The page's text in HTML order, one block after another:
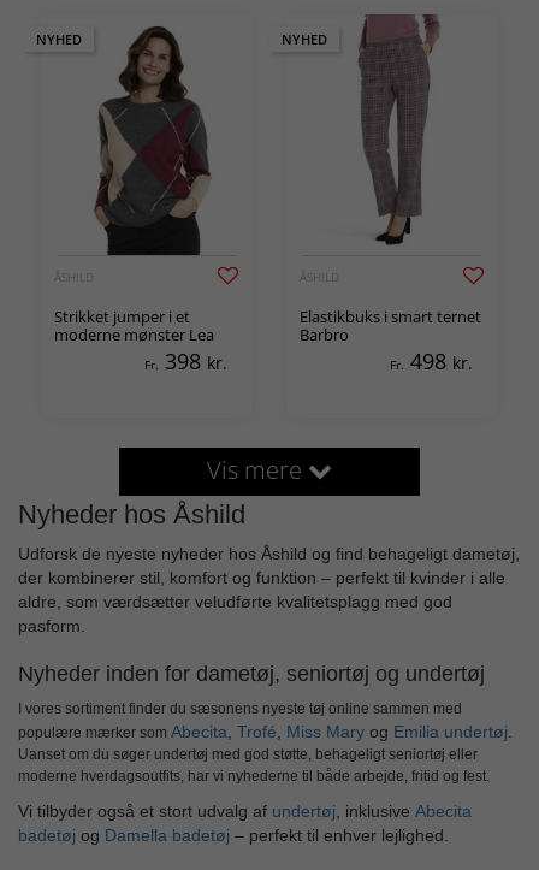
NYHED
ÅSHILD
Strikket jumper i et
moderne mønster Lea
Fr. 398 kr.
NYHED
ÅSHILD
Elastikbuks i smart ternet
Barbro
Fr. 498 kr.
Vis mere
Nyheder hos Åshild
Udforsk de nyeste nyheder hos Åshild og find behageligt dametøj,
der kombinerer stil, komfort og funktion – perfekt til kvinder i alle
aldre, som værdsætter veludførte kvalitetsplagg med god
pasform.
Nyheder inden for dametøj, seniortøj og undertøj
I vores sortiment finder du sæsonens nyeste tøj online sammen med
populære mærker som Abecita, Trofé, Miss Mary og Emilia undertøj.
Uanset om du søger undertøj med god støtte, behageligt seniortøj eller
moderne hverdagsoutfits, har vi nyhederne til både arbejde, fritid og fest.
Vi tilbyder også et stort udvalg af undertøj, inklusive Abecita
badetøj og Damella badetøj – perfekt til enhver lejlighed.